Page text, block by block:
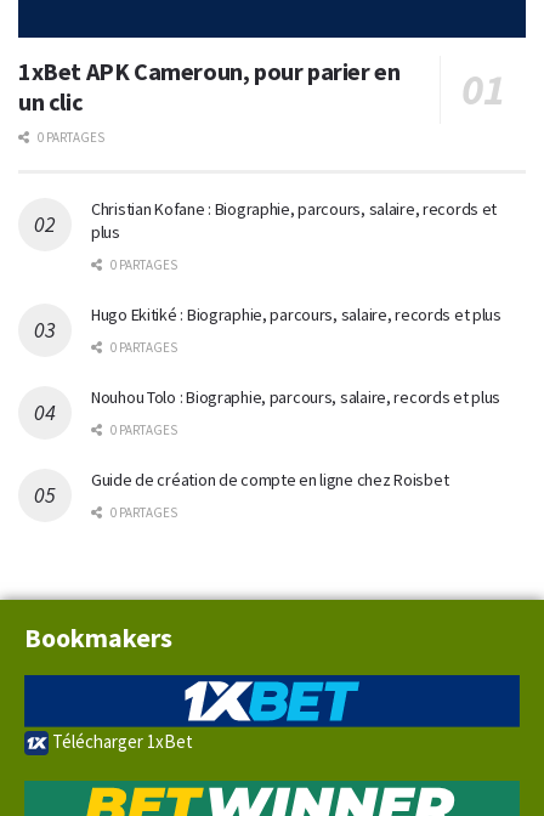
1xBet APK Cameroun, pour parier en
un clic
0 PARTAGES
Christian Kofane : Biographie, parcours, salaire, records et
plus
0 PARTAGES
Hugo Ekitiké : Biographie, parcours, salaire, records et plus
0 PARTAGES
Nouhou Tolo : Biographie, parcours, salaire, records et plus
0 PARTAGES
Guide de création de compte en ligne chez Roisbet
0 PARTAGES
Bookmakers
Télécharger 1xBet